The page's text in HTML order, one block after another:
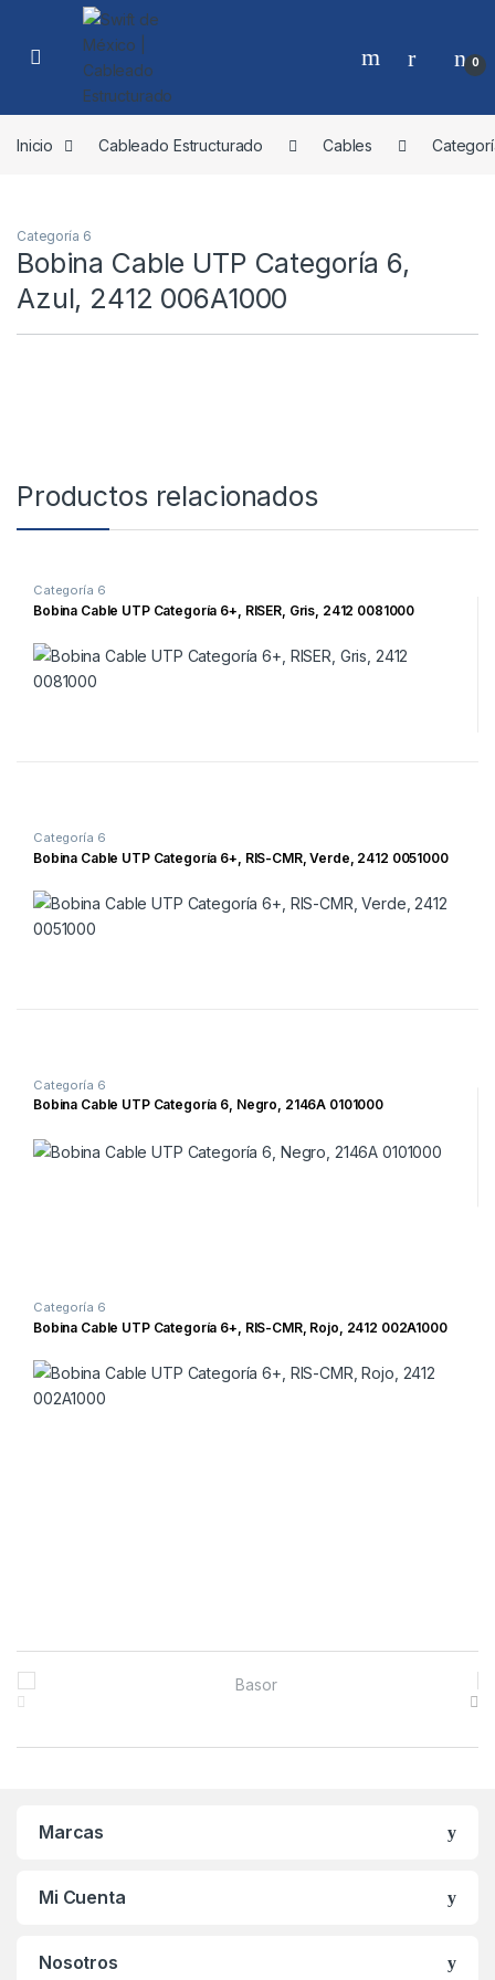
Skip to navigation
Skip to content
0
Inicio Cableado Estructurado Cables
Categoría 6
Bobina Cable UTP Categoría 6,
Azul, 2412 006A1000
Productos relacionados
Categoría 6
Bobina Cable UTP Categoría 6+, RISER, Gris, 2412 0081000
Categoría 6
Bobina Cable UTP Categoría 6+, RIS-CMR, Verde, 2412 0051000
Categoría 6
Bobina Cable UTP Categoría 6, Negro, 2146A 0101000
Categoría 6
Bobina Cable UTP Categoría 6+, RIS-CMR, Rojo, 2412 002A1000
Marcas
Mi Cuenta
Nosotros